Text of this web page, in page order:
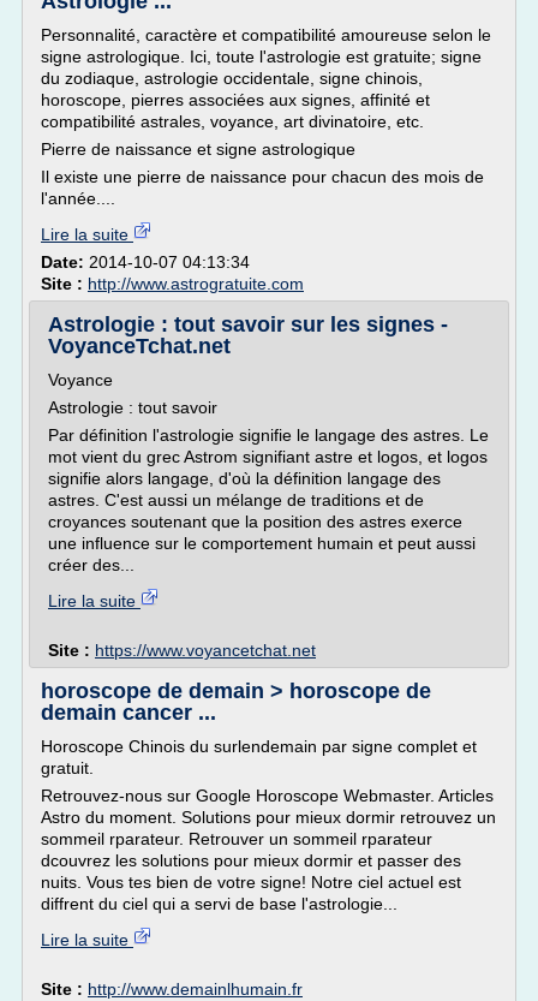
Personnalité, caractère et compatibilité amoureuse selon le
signe astrologique. Ici, toute l'astrologie est gratuite; signe
du zodiaque, astrologie occidentale, signe chinois,
horoscope, pierres associées aux signes, affinité et
compatibilité astrales, voyance, art divinatoire, etc.
Pierre de naissance et signe astrologique
Il existe une pierre de naissance pour chacun des mois de
l'année....
Lire la suite
Date: 2014-10-07 04:13:34
Site : http://www.astrogratuite.com
Astrologie : tout savoir sur les signes -
VoyanceTchat.net
Voyance
Astrologie : tout savoir
Par définition l'astrologie signifie le langage des astres. Le
mot vient du grec Astrom signifiant astre et logos, et logos
signifie alors langage, d'où la définition langage des
astres. C'est aussi un mélange de traditions et de
croyances soutenant que la position des astres exerce
une influence sur le comportement humain et peut aussi
créer des...
Lire la suite
Site : https://www.voyancetchat.net
horoscope de demain > horoscope de
demain cancer ...
Horoscope Chinois du surlendemain par signe complet et
gratuit.
Retrouvez-nous sur Google Horoscope Webmaster. Articles
Astro du moment. Solutions pour mieux dormir retrouvez un
sommeil rparateur. Retrouver un sommeil rparateur
dcouvrez les solutions pour mieux dormir et passer des
nuits. Vous tes bien de votre signe! Notre ciel actuel est
diffrent du ciel qui a servi de base l'astrologie...
Lire la suite
Site : http://www.demainlhumain.fr